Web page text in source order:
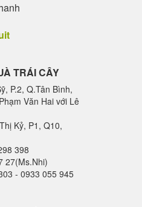
TRÁI CÂY
P.2, Q.Tân Bình,
Văn Hai với Lê
Kỷ, P1, Q10,
398
27(Ms.Nhi)
- 0933 055 945